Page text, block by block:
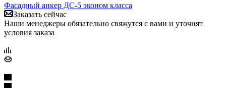
Фасадный анкер ДС-5 эконом класса
Заказать сейчас
Наши менеджеры обязательно свяжутся с вами и уточнят
условия заказа